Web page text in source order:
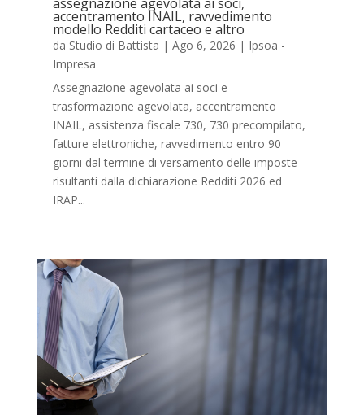
accentramento INAIL, ravvedimento
modello Redditi cartaceo e altro
da Studio di Battista | Ago 6, 2026 | Ipsoa -
Impresa
Assegnazione agevolata ai soci e
trasformazione agevolata, accentramento
INAIL, assistenza fiscale 730, 730 precompilato,
fatture elettroniche, ravvedimento entro 90
giorni dal termine di versamento delle imposte
risultanti dalla dichiarazione Redditi 2026 ed
IRAP...